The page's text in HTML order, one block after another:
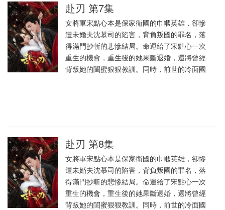
赴刃 第7集
女將軍宋點心本是保家衛國的巾幗英雄，卻慘
遭未婚夫沈慕司的陷害，背負叛國的罪名，落
得滿門抄斬的悲慘結局。命運給了宋點心一次
重生的機會，重生後的她果斷退婚，還將曾經
背叛她的閨蜜狠狠教訓。同時，前世的冷面國
赴刃 第8集
女將軍宋點心本是保家衛國的巾幗英雄，卻慘
遭未婚夫沈慕司的陷害，背負叛國的罪名，落
得滿門抄斬的悲慘結局。命運給了宋點心一次
重生的機會，重生後的她果斷退婚，還將曾經
背叛她的閨蜜狠狠教訓。同時，前世的冷面國